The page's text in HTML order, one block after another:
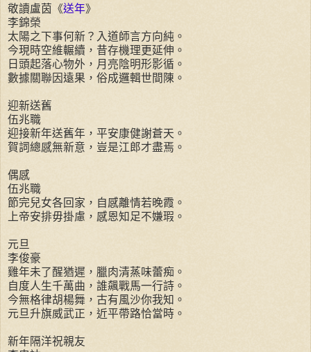
敬讀盧茵《送年》
李錦榮
太陽之下事何新？入道師言方向純。
今現時空維輾續，昔存機理更延伸。
日頭起落心物外，月亮陰明形影循。
數據關聯因遠果，俗成邏輯世間陳。
迎新送舊
伍兆職
迎接新年送舊年，平安康健謝蒼天。
賀詞總感無新意，豈是江郎才盡焉。
偶感
伍兆職
節完兒女各回家，自感離情若晚霞。
上帝安排毋掛慮，感恩知足不嫌瑕。
元旦
李俊豪
雞年未了醒猶遲，臘肉清蒸味蕾痴。
自度人生千萬曲，誰飆戰馬一行詩。
今無格律胡楊舞，古有風沙你我知。
元旦升旗威武正，近平帶路恰當時。
新年隔洋祝親友